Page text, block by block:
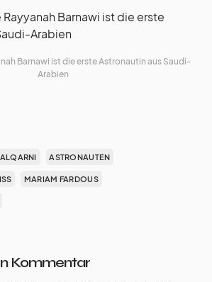
Barnawi ist die erste Astronautin aus Saudi-
Arabien
ASTRONAUTEN
ISS MARIAM FARDOUS
Kommentar